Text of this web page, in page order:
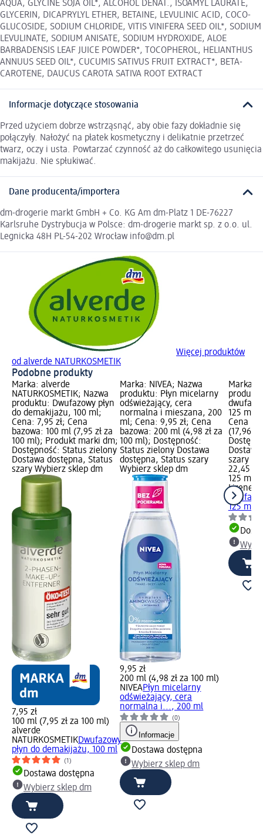
AQUA, GLYCINE SOJA OIL*, ALCOHOL DENAT., ISOAMYL LAURATE,
GLYCERIN, DICAPRYLYL ETHER, BETAINE, LEVULINIC ACID, COCO-
GLUCOSIDE, SODIUM CHLORIDE, VITIS VINIFERA SEED OIL*, SODIUM
LEVULINATE, SODIUM ANISATE, SODIUM HYDROXIDE, ALOE
BARBADENSIS LEAF JUICE POWDER*, TOCOPHEROL, HELIANTHUS
ANNUUS SEED OIL*, CUCUMIS SATIVUS FRUIT EXTRACT*, BETA-
CAROTENE, DAUCUS CAROTA SATIVA ROOT EXTRACT
Informacje dotyczące stosowania
Przed użyciem dobrze wstrząsnąć, aby obie fazy dokładnie się
połączyły. Nałożyć na płatek kosmetyczny i delikatnie przetrzeć
twarz, oczy i usta. Powtarzać czynność aż do całkowitego usunięcia
makijażu. Nie spłukiwać.
Dane producenta/importera
dm-drogerie markt GmbH + Co. KG Am dm-Platz 1 DE-76227
Karlsruhe Dystrybucja w Polsce: dm-drogerie markt sp. z o.o. ul.
Legnicka 48H PL-54-202 Wrocław info@dm.pl
Więcej produktów
od alverde NATURKOSMETIK
Podobne produkty
Marka: alverde
NATURKOSMETIK; Nazwa
produktu: Dwufazowy płyn
do demakijażu, 100 ml;
Cena: 7,95 zł; Cena
bazowa: 100 ml (7,95 zł za
100 ml); Produkt marki dm;
Dostępność: Status zielony
Dostawa dostępna, Status
szary Wybierz sklep dm
7,95 zł
100 ml (7,95 zł za 100 ml)
alverde
NATURKOSMETIKDwufazowy
płyn do demakijażu, 100 ml
(1)
Dostawa dostępna
Wybierz sklep dm
Marka: NIVEA; Nazwa
produktu: Płyn micelarny
odświeżający, cera
normalna i mieszana, 200
ml; Cena: 9,95 zł; Cena
bazowa: 200 ml (4,98 zł za
100 ml); Dostępność:
Status zielony Dostawa
dostępna, Status szary
Wybierz sklep dm
9,95 zł
200 ml (4,98 zł za 100 ml)
NIVEAPłyn micelarny
odświeżający, cera
normalna i..., 200 ml
(0)
Informacje
Dostawa dostępna
Wybierz sklep dm
Marka:
125 ml;
Cena
(17,96
szary
22,45 zł
125 ml
Lirene
125 ml